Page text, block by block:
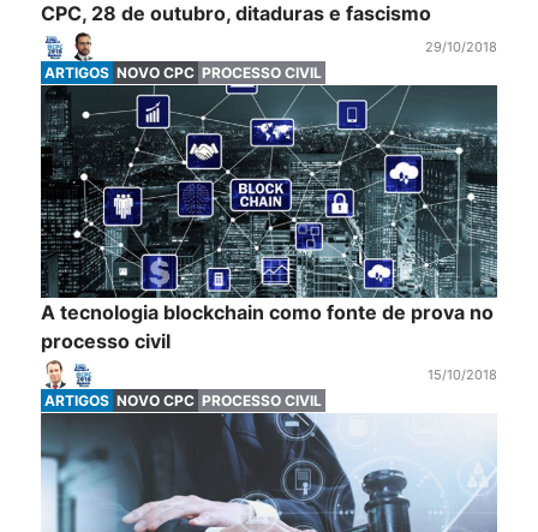
CPC, 28 de outubro, ditaduras e fascismo
29/10/2018
ARTIGOS NOVO CPC PROCESSO CIVIL
A tecnologia blockchain como fonte de prova no
processo civil
15/10/2018
ARTIGOS NOVO CPC PROCESSO CIVIL